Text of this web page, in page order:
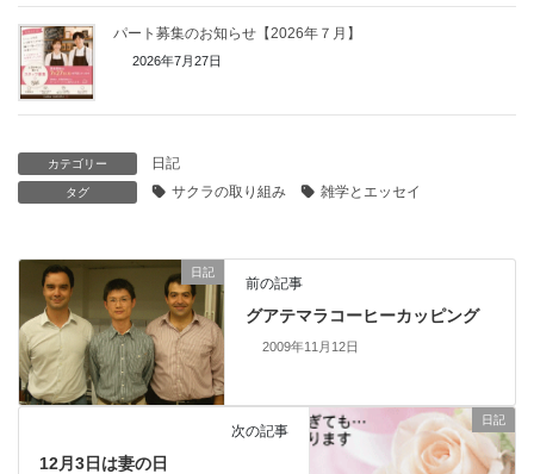
パート募集のお知らせ【2026年７月】
2026年7月27日
カテゴリー 日記
タグ サクラの取り組み 雑学とエッセイ
日記
前の記事
グアテマラコーヒーカッピング
2009年11月12日
日記
次の記事
12月3日は妻の日